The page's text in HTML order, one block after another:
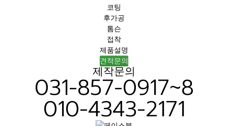
코팅
후가공
톰슨
접착
제품설명
견적문의
제작문의
031-857-0917~8
010-4343-2171